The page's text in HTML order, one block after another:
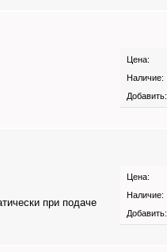
Цена:
Наличие:
Добавить:
Цена:
Наличие:
Добавить:
при подаче